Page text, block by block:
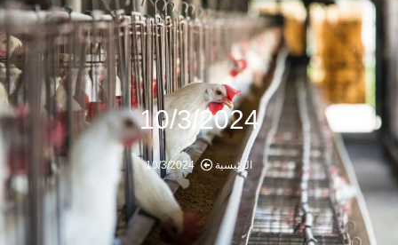
10/3/2024
الرئيسية 10/3/2024